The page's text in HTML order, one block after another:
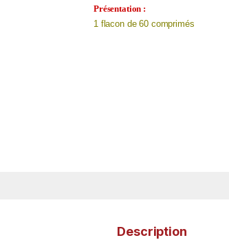
Présentation :
1 flacon de 60 comprimés
Description